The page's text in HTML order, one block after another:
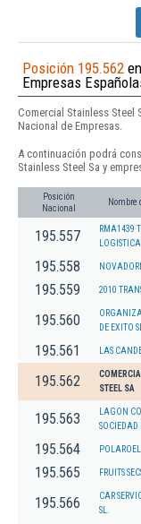
Posición 195.562
Empresas
Comercial Stainless Steel
Nacional de Empresas.
A continuación podrá
Stainless Steel Sa y
Posición
Nacional
Nombre
195.557
RMA1439
LOGISTICA
195.558
195.559 2010
195.560
DE EXITO SL
195.561 LAS
195.562
STEEL SA
195.563
LAGON
195.564 POLAROEL
195.565 FRUITS
195.566
CAR
SL.